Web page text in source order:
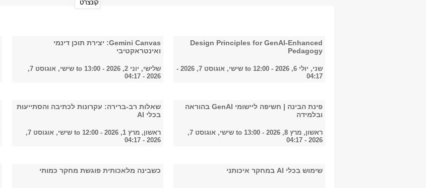
Design Principles for GenAI-Enhanced
Pedagogy
שני, יולי 6, 2026 - 12:00
שישי, אוגוסט 7, 2026 -
04:17
Gemini Canvas: יצירת תוכן דינמי
ואינטראקטיבי
שלישי, יוני 2, 2026 - 13:00 to
שישי, אוגוסט 7,
2026 - 04:17
פינת הבינה | חשיפה ליישומי GenAI בהוראה
ובלמידה
ראשון, מרץ 8, 2026 - 13:00
שישי, אוגוסט 7,
2026 - 04:17
שאלות רב-ברירה: עקרונות לכתיבה והסתייעות
בכלי AI
ראשון, מרץ 1, 2026 - 12:00 to
שישי, אוגוסט 7,
2026 - 04:17
שימוש בכלי AI במחקר איכותני כשבינה מלאכותית פוגשת מחקר כמותי